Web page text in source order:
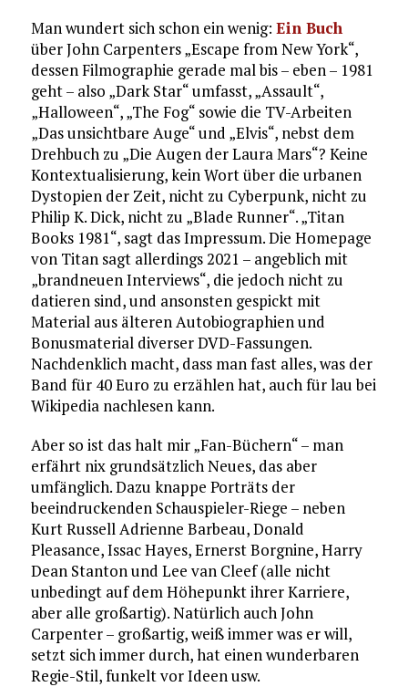
Man wundert sich schon ein wenig: Ein Buch
über John Carpenters „Escape from New York“,
dessen Filmographie gerade mal bis – eben – 1981
geht – also „Dark Star“ umfasst, „Assault“,
„Halloween“, „The Fog“ sowie die TV-Arbeiten
„Das unsichtbare Auge“ und „Elvis“, nebst dem
Drehbuch zu „Die Augen der Laura Mars“? Keine
Kontextualisierung, kein Wort über die urbanen
Dystopien der Zeit, nicht zu Cyberpunk, nicht zu
Philip K. Dick, nicht zu „Blade Runner“. „Titan
Books 1981“, sagt das Impressum. Die Homepage
von Titan sagt allerdings 2021 – angeblich mit
„brandneuen Interviews“, die jedoch nicht zu
datieren sind, und ansonsten gespickt mit
Material aus älteren Autobiographien und
Bonusmaterial diverser DVD-Fassungen.
Nachdenklich macht, dass man fast alles, was der
Band für 40 Euro zu erzählen hat, auch für lau bei
Wikipedia nachlesen kann.
Aber so ist das halt mir „Fan-Büchern“ – man
erfährt nix grundsätzlich Neues, das aber
umfänglich. Dazu knappe Porträts der
beeindruckenden Schauspieler-Riege – neben
Kurt Russell Adrienne Barbeau, Donald
Pleasance, Issac Hayes, Ernerst Borgnine, Harry
Dean Stanton und Lee van Cleef (alle nicht
unbedingt auf dem Höhepunkt ihrer Karriere,
aber alle großartig). Natürlich auch John
Carpenter – großartig, weiß immer was er will,
setzt sich immer durch, hat einen wunderbaren
Regie-Stil, funkelt vor Ideen usw.